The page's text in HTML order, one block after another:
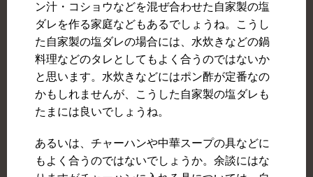
ン汁・コショウなどを混ぜ合わせた自家製の塩
ダレを作る家庭などもあるでしょうね。こうし
た自家製の塩ダレの場合には、水炊きなどの鍋
料理などのタレとしてもよく合うのではないか
と思います。水炊きなどにはポン酢が定番なの
かもしれませんが、こうした自家製の塩ダレも
たまには良いでしょうね。
あるいは、チャーハンや中華スープの具などに
もよく合うのではないでしょうか。余談にはな